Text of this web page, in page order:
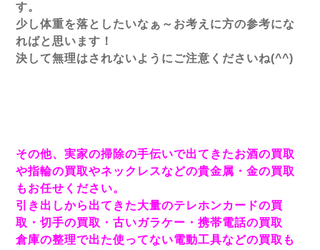
す。
少し体重を落としたいなぁ～お考えに方の参考にな
ればと思います！
決して無理はされないようにご注意くださいね(^^)
その他、実家の掃除の手伝いで出てきたお酒の買取
や指輪の買取やネックレスなどの貴金属・金の買取
もお任せください。
引き出しから出てきた大量のテレホンカードの買
取・切手の買取・古いガラケー・携帯電話の買取
倉庫の整理で出た使ってない電動工具などの買取も